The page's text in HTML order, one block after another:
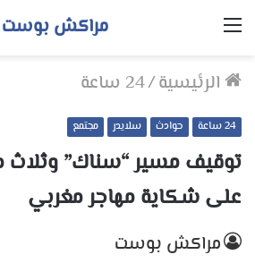
مراكش بوست القائمة
الرئيسية/24 ساعة
24 ساعة حوادث سلايدر مجتمع
توقيف مسير “سناك” وثلاث
على شكاية مهاجر مغربي
مراكش بوست